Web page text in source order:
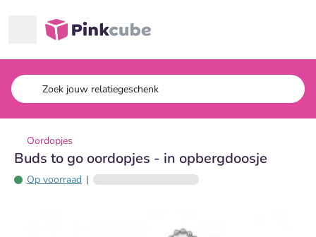
Pinkcube
Oordopjes
Buds to go oordopjes - in opbergdoosje
Op voorraad |